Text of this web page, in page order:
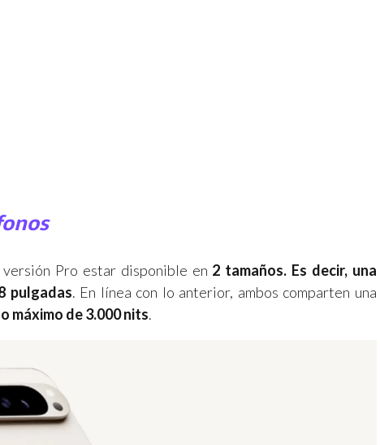
Pro estar disponible en 2 tamaños. Es decir, una
pulgadas. En línea con lo anterior, ambos comparten una
máximo de 3.000 nits.